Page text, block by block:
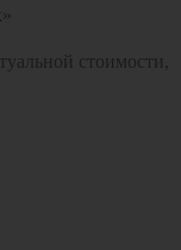
стоимости,